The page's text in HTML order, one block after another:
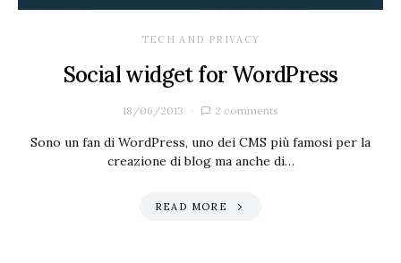
TECH AND PRIVACY
Social widget for WordPress
18/06/2013 2 comments
Sono un fan di WordPress, uno dei CMS più famosi per la
creazione di blog ma anche di…
READ MORE